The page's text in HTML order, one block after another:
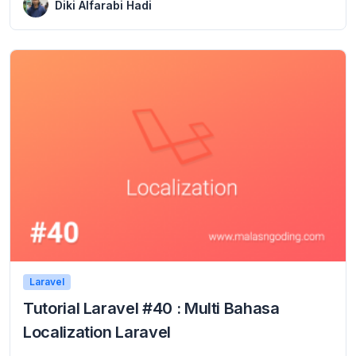
Diki Alfarabi Hadi
Laravel
Tutorial Laravel #40 : Multi Bahasa
Localization Laravel